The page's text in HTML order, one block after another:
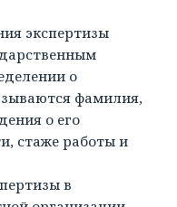
экспертизы
о
фамилия,
о его
стаже работы и
в